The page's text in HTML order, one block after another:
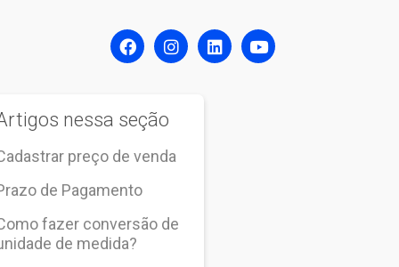
nessa seção
preço de venda
de Pagamento
fazer conversão de
de medida?